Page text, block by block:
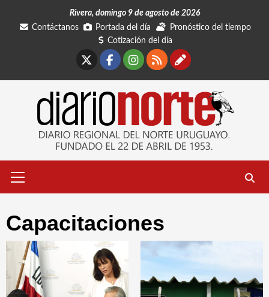
Rivera, domingo 9 de agosto de 2026
Contáctanos
Portada del día
Pronóstico del tiempo
Cotización del día
Facebook
Instagram
RSSContáctanos
primario
Capacitaciones